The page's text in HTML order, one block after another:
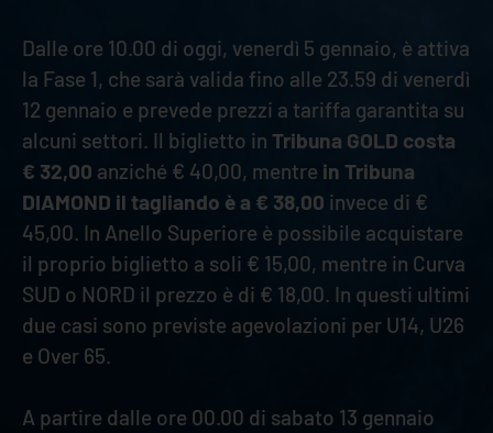
Dalle ore 10.00 di oggi, venerdì 5 gennaio, è attiva
la Fase 1, che sarà valida fino alle 23.59 di venerdì
12 gennaio e prevede prezzi a tariffa garantita su
alcuni settori. Il biglietto in Tribuna GOLD costa
€ 32,00 anziché € 40,00, mentre in Tribuna
DIAMOND il tagliando è a € 38,00 invece di €
45,00. In Anello Superiore è possibile acquistare
il proprio biglietto a soli € 15,00, mentre in Curva
SUD o NORD il prezzo è di € 18,00. In questi ultimi
due casi sono previste agevolazioni per U14, U26
e Over 65.
A partire dalle ore 00.00 di sabato 13 gennaio